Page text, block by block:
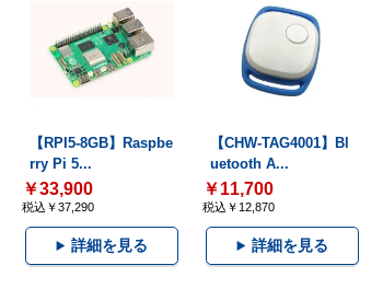
【RPI5-8GB】Raspbe
rry Pi 5...
￥33,900
税込￥37,290
詳細を見る
【CHW-TAG4001】Bl
uetooth A...
￥11,700
税込￥12,870
詳細を見る